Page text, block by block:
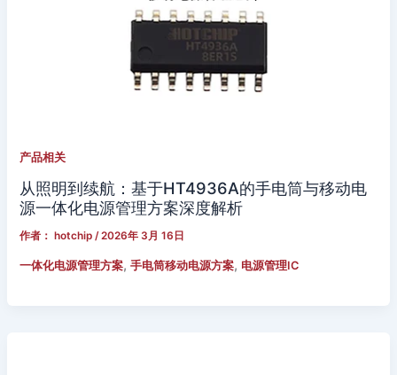
产品相关
从照明到续航：基于HT4936A的手电筒与移动电
源一体化电源管理方案深度解析
作者： hotchip/2026年 3月 16日
一体化电源管理方案,手电筒移动电源方案, 电源管理IC